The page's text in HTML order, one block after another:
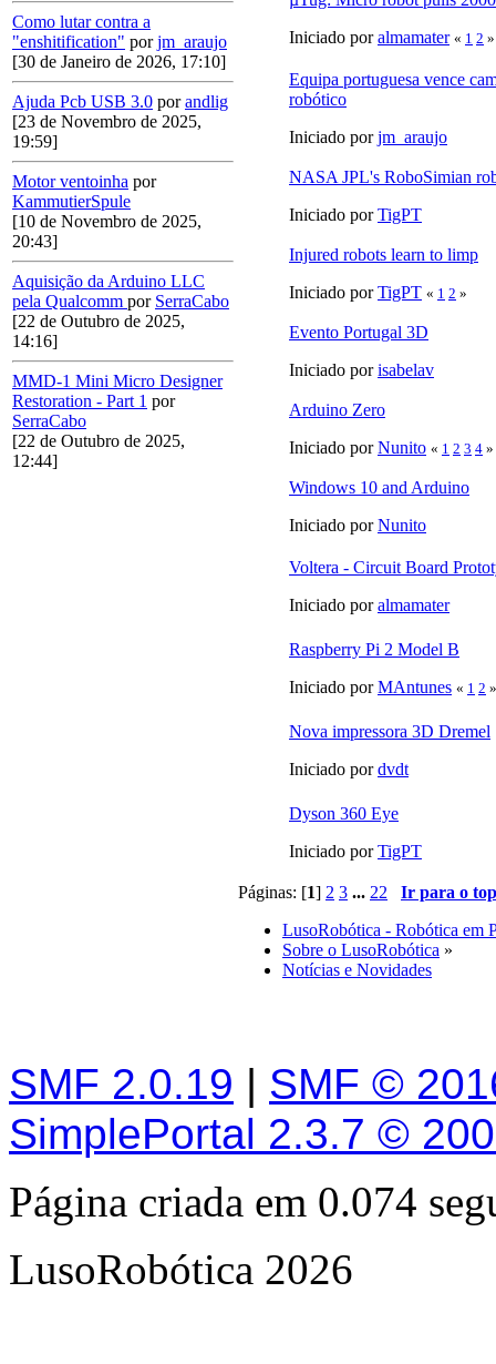
Como lutar contra a
"enshitification" porjm_araujo
[30 de Janeiro de 2026, 17:10]
Ajuda Pcb USB 3.0 porandlig
[23 de Novembro de 2025,
19:59]
Motor ventoinha por
KammutierSpule
[10 de Novembro de 2025,
20:43]
Aquisição da Arduino LLC
pela Qualcomm por SerraCabo
[22 de Outubro de 2025,
14:16]
MMD-1 Mini Micro Designer
Restoration - Part 1 por
SerraCabo
[22 de Outubro de 2025,
12:44]
Iniciado poralmamater « 1 2 »
Equipa portuguesa vence
robótico
Iniciado porjm_araujo
NASA JPL's RoboSimian
Iniciado porTigPT
Injured robots learn to limp
Iniciado porTigPT « 1 2 »
Evento Portugal 3D
Iniciado porisabelav
Arduino Zero
Iniciado porNunito « 1 2 3 4 »
Windows 10 and Arduino
Iniciado porNunito
Voltera - Circuit Board
Iniciado poralmamater
Raspberry Pi 2 Model B
Iniciado porMAntunes « 1 2 »
Nova impressora 3D Dremel
Iniciado pordvdt
Dyson 360 Eye
Iniciado porTigPT
Páginas: [1] 2 3 ... 22
Ir para o
LusoRobótica - Robótica em
Sobre o LusoRobótica »
Notícias e Novidades
SMF 2.0.19 | SMF ©
SimplePortal 2.3.7 ©
Página criada em 0.074
LusoRobótica 2026